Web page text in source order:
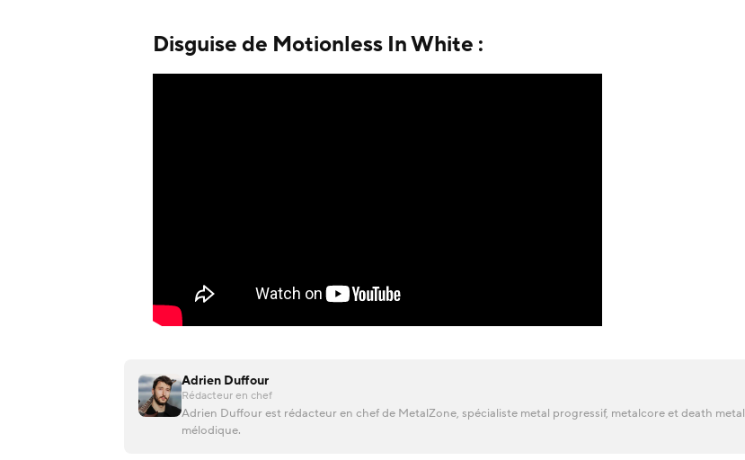
Disguise de Motionless In White :
Adrien Duffour
Rédacteur en chef
Adrien Duffour est rédacteur en chef de MetalZone, spécialiste metal progressif, metalcore et death metal
mélodique.